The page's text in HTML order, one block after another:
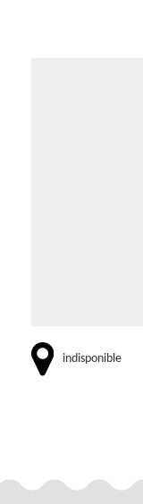
indisponible